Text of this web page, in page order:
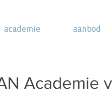
academie aanbod
Academie